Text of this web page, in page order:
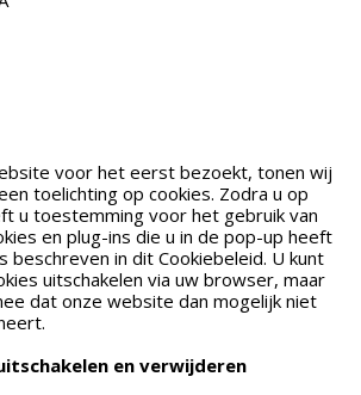
voor het eerst bezoekt, tonen wij
toelichting op cookies. Zodra u op
u toestemming voor het gebruik van
en plug-ins die u in de pop-up heeft
beschreven in dit Cookiebeleid. U kunt
uitschakelen via uw browser, maar
dat onze website dan mogelijk niet
en verwijderen